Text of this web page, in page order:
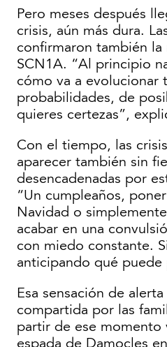
Pero meses después
crisis, aún más dura.
confirmaron también
SCN1A. “Al principio
cómo va a evolucionar
probabilidades, de
quieres certezas”,
Con el tiempo, las
aparecer también sin
desencadenadas por
“Un cumpleaños,
Navidad o
acabar en una
con miedo constante.
anticipando qué puede
Esa sensación de
compartida por las
partir de ese momento